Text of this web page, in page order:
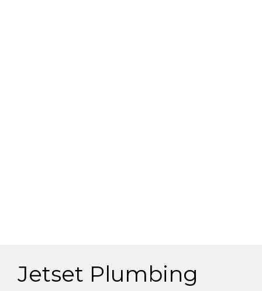
Jetset Plumbing